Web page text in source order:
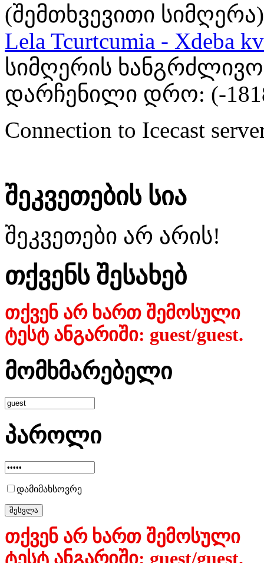
(შემთხვევითი სიმღერა)
Lela Tcurtcumia - Xdeba
სიმღერის
დარჩენილი დრო: (-
Connection to Icecast
შეკვეთების სია
შეკვეთები არ არის!
თქვენს შესახებ
თქვენ არ ხართ შემოსული
ტესტ ანგარიში: guest/guest.
მომხმარებელი
პაროლი
დამიმახსოვრე
თქვენ არ ხართ შემოსული
ტესტ ანგარიში: guest/guest.